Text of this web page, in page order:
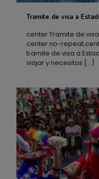
Tramite de
Tramite de visa a
center Tramite de
center no-
tramite de visa a
viajar y necesitas […]